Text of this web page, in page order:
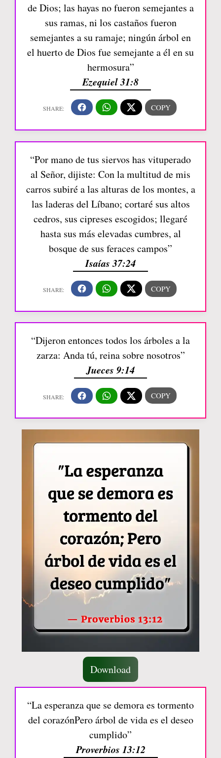
de Dios; las hayas no fueron semejantes a
sus ramas, ni los castaños fueron
semejantes a su ramaje; ningún árbol en
el huerto de Dios fue semejante a él en su
hermosura”
Ezequiel 31:8
“Por mano de tus siervos has vituperado
al Señor, dijiste: Con la multitud de mis
carros subiré a las alturas de los montes, a
las laderas del Líbano; cortaré sus altos
cedros, sus cipreses escogidos; llegaré
hasta sus más elevadas cumbres, al
bosque de sus feraces campos”
Isaías 37:24
“Dijeron entonces todos los árboles a la
zarza: Anda tú, reina sobre nosotros”
Jueces 9:14
Download
“La esperanza que se demora es tormento
del corazónPero árbol de vida es el deseo
cumplido”
Proverbios 13:12